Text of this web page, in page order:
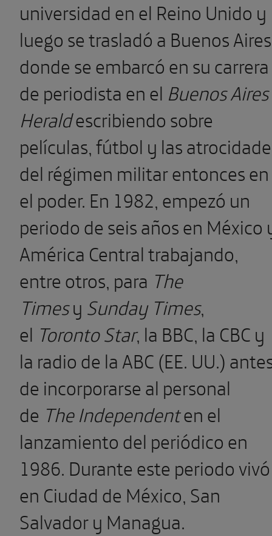
universidad en el Reino Unido y
luego se trasladó a Buenos
donde se embarcó en su carrera
de periodista en el Buenos Aires
Heraldescribiendo sobre
películas, fútbol y las
del régimen militar entonces en
el poder. En 1982, empezó un
periodo de seis años en México
América Central trabajando,
entre otros, para The
Timesy Sunday Times,
el Toronto Star, la BBC, la CBC y
la radio de la ABC (EE. UU.)
de incorporarse al personal
de The Independenten el
lanzamiento del periódico en
1986. Durante este periodo vivó
en Ciudad de México, San
Salvador y Managua.